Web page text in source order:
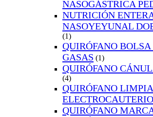
NASOGÁSTRICA
NUTRICIÓN
NASOYEYUNAL
(1)
QUIRÓFANO BOLSA
GASAS (1)
QUIRÓFANO
(4)
QUIRÓFANO
ELECTROCAUTERIO
QUIRÓFANO